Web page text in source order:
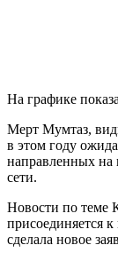
На графике
Мерт Мумтаз,
в этом году
направленных на
сети.
Новости по теме
присоединяется
сделала новое